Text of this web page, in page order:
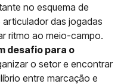
no esquema de
das jogadas
ritmo ao meio-campo.
desafio para o
o setor e encontrar
entre marcação e